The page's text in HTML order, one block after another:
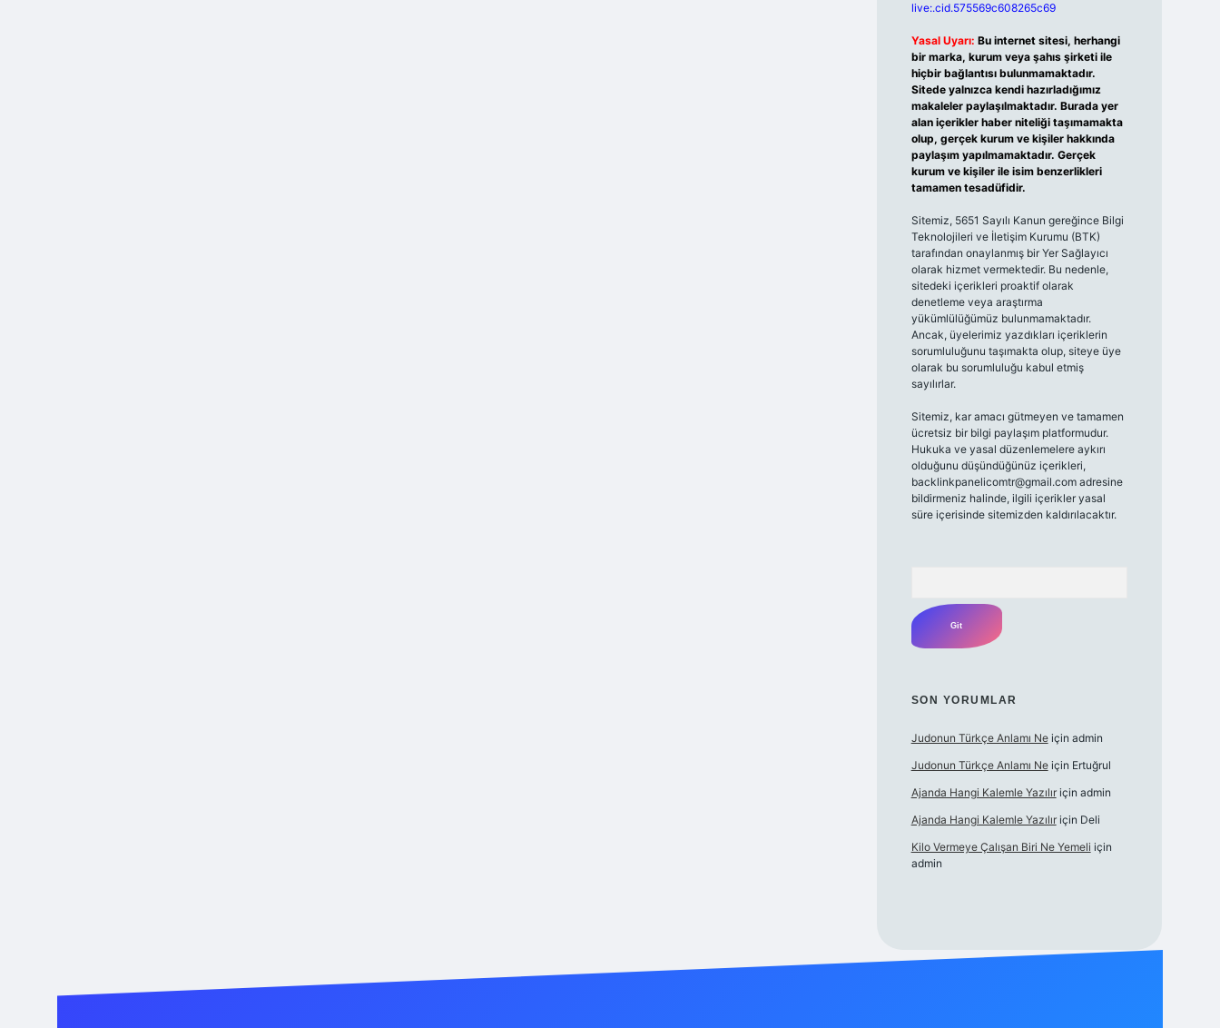
live:.cid.575569c608265c69
Yasal Uyarı: Bu internet sitesi, herhangi
bir marka, kurum veya şahıs şirketi ile
hiçbir bağlantısı bulunmamaktadır.
Sitede yalnızca kendi hazırladığımız
makaleler paylaşılmaktadır. Burada yer
alan içerikler haber niteliği taşımamakta
olup, gerçek kurum ve kişiler hakkında
paylaşım yapılmamaktadır. Gerçek
kurum ve kişiler ile isim benzerlikleri
tamamen tesadüfidir.
Sitemiz, 5651 Sayılı Kanun gereğince Bilgi
Teknolojileri ve İletişim Kurumu (BTK)
tarafından onaylanmış bir Yer Sağlayıcı
olarak hizmet vermektedir. Bu nedenle,
sitedeki içerikleri proaktif olarak
denetleme veya araştırma
yükümlülüğümüz bulunmamaktadır.
Ancak, üyelerimiz yazdıkları içeriklerin
sorumluluğunu taşımakta olup, siteye üye
olarak bu sorumluluğu kabul etmiş
sayılırlar.
Sitemiz, kar amacı gütmeyen ve tamamen
ücretsiz bir bilgi paylaşım platformudur.
Hukuka ve yasal düzenlemelere aykırı
olduğunu düşündüğünüz içerikleri,
backlinkpanelicomtr@gmail.comadresine
bildirmeniz halinde, ilgili içerikler yasal
süre içerisinde sitemizden kaldırılacaktır.
SON YORUMLAR
Judonun Türkçe Anlamı Neiçin admin
Judonun Türkçe Anlamı Neiçin Ertuğrul
Ajanda Hangi Kalemle Yazılıriçin admin
Ajanda Hangi Kalemle Yazılıriçin Deli
Kilo Vermeye Çalışan Biri Ne Yemeli için
admin